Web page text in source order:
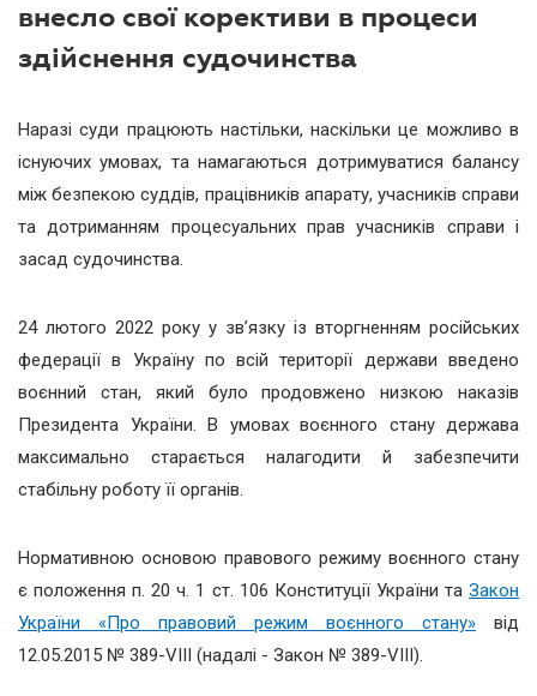
внесло свої корективи в процеси
здійснення судочинства
Наразі суди працюють настільки, наскільки це можливо в
існуючих умовах, та намагаються дотримуватися балансу
між безпекою суддів, працівників апарату, учасників справи
та дотриманням процесуальних прав учасників справи і
засад судочинства.
24 лютого 2022 року у зв’язку із вторгненням російських
федерації в Україну по всій території держави введено
воєнний стан, який було продовжено низкою наказів
Президента України. В умовах воєнного стану держава
максимально старається налагодити й забезпечити
стабільну роботу її органів.
Нормативною основою правового режиму воєнного стану
є положення п. 20 ч. 1 ст. 106 Конституції України та Закон
України «Про правовий режим воєнного стану» від
12.05.2015 № 389-VIII (надалі - Закон № 389-VIII).